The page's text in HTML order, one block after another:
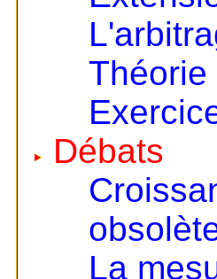
Théorie
Débats
La